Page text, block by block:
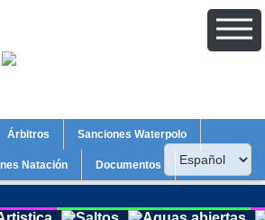
Árbitros Sanciones Waterpolo
Natación Documentos